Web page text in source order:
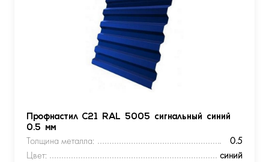
Профнастил С21 RAL 5005 сигнальный синий
0.5 мм
Толщина металла:
0.5
Цвет:
синий